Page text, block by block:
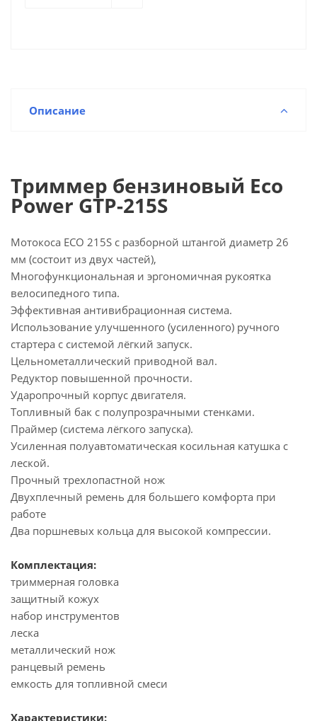
Описание
Триммер бензиновый Eco
Power GTP-215S
Мотокоса ECO 215S с разборной штангой диаметр 26
мм (состоит из двух частей),
Многофункциональная и эргономичная рукоятка
велосипедного типа.
Эффективная антивибрационная система.
Использование улучшенного (усиленного) ручного
стартера с системой лёгкий запуск.
Цельнометаллический приводной вал.
Редуктор повышенной прочности.
Ударопрочный корпус двигателя.
Топливный бак с полупрозрачными стенками.
Праймер (система лёгкого запуска).
Усиленная полуавтоматическая косильная катушка с
леской.
Прочный трехлопастной нож
Двухплечный ремень для большего комфорта при
работе
Два поршневых кольца для высокой компрессии.
Комплектация:
триммерная головка
защитный кожух
набор инструментов
леска
металлический нож
ранцевый ремень
емкость для топливной смеси
Характеристики: